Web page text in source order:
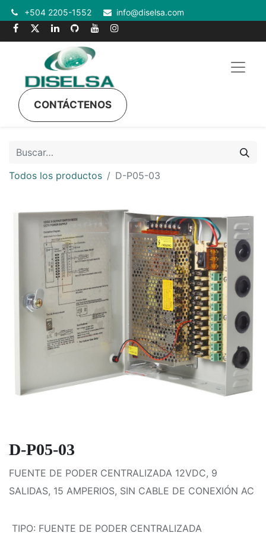
+504 2205-1552 info@diselsa.com
CONTÁCTENOS
Todos los productos D-P05-03
D-P05-03
FUENTE DE PODER CENTRALIZADA 12VDC, 9
SALIDAS, 15 AMPERIOS, SIN CABLE DE CONEXIÓN AC
TIPO: FUENTE DE PODER CENTRALIZADA